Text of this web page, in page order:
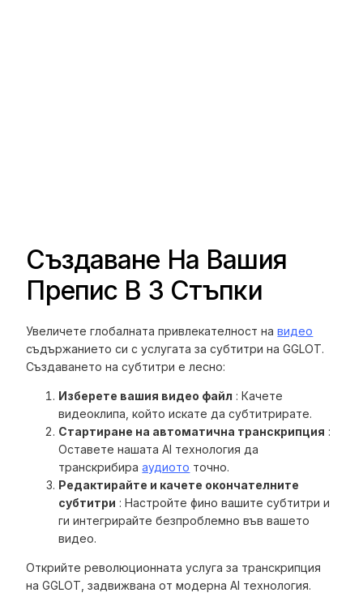
Създаване На Вашия
Препис В 3 Стъпки
Увеличете глобалната привлекателност навидео
съдържанието си с услугата за субтитри на GGLOT.
Създаването на субтитри е лесно:
Изберете вашия видео файл : Качете
видеоклипа, който искате да субтитрирате.
Стартиране на автоматична транскрипция :
Оставете нашата AI технология да
транскрибирааудиото точно.
Редактирайте и качете окончателните
субтитри : Настройте фино вашите субтитри и
ги интегрирайте безпроблемно във вашето
видео.
Открийте революционната услуга за транскрипция
на GGLOT, задвижвана от модерна AI технология.